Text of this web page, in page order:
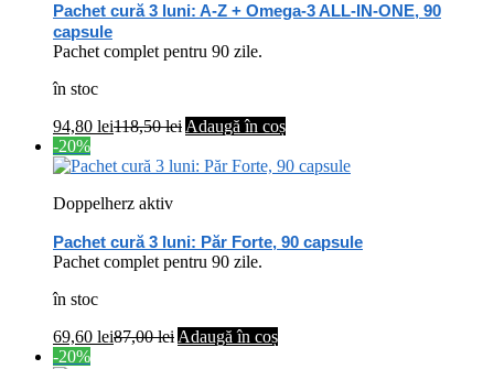
Pachet cură 3 luni: A-Z + Omega-3 ALL-IN-ONE, 90
capsule
Pachet complet pentru 90 zile.
în stoc
94,80 lei118,50lei Adaugă în coș
-20%
Doppelherz aktiv
Pachet cură 3 luni: Păr Forte, 90 capsule
Pachet complet pentru 90 zile.
în stoc
69,60 lei87,00lei Adaugă în coș
-20%